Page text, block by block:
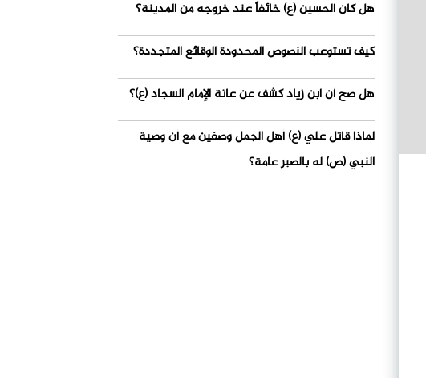
هل كان الحسين (ع) خائفاً عند خروجه من المدينة؟
كيف تستوعب النصوص المحدودة الوقائع المتجددة؟
هل صح أن ابن زياد كشف عن عانة الإمام السجاد (ع)؟
لماذا قاتل علي (ع) أهل الجمل وصفين مع أن وصية
النبي (ص) له بالصبر عامة؟